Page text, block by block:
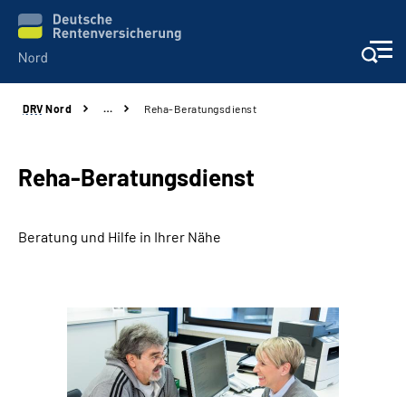
Aktuelles
Services
Karriere
DRV Nord … Reha-Beratungsdienst
Reha-Beratungsdienst
Beratung und Hilfe in Ihrer Nähe